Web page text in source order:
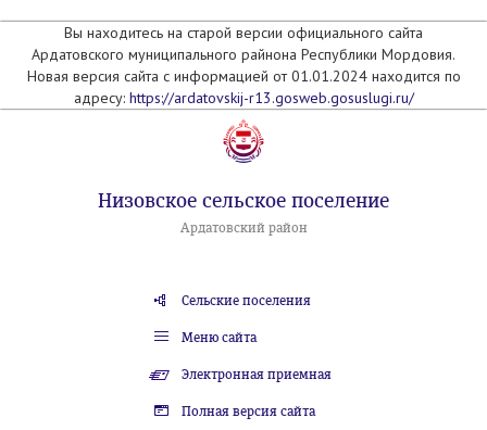
Вы находитесь на старой версии официального сайта
Ардатовского муниципального райнона Республики Мордовия.
Новая версия сайта с информацией от 01.01.2024 находится по
адресу: https://ardatovskij-r13.gosweb.gosuslugi.ru/
Низовское сельское поселение
Ардатовский район
Сельские поселения
Меню сайта
Электронная приемная
Полная версия сайта